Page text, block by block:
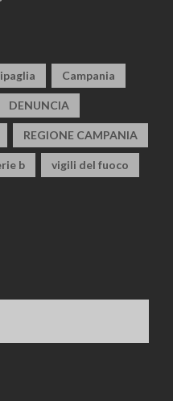
Campania
DENUNCIA
REGIONE CAMPANIA
b vigili del fuoco